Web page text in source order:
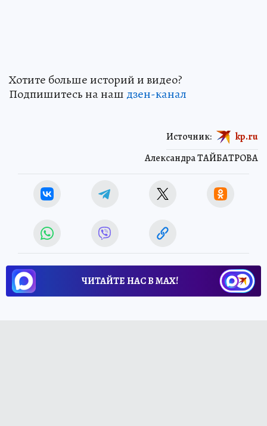
Хотите больше историй и видео?
Подпишитесь на наш дзен-канал
Александра ТАЙБАТРОВА
Источник: kp.ru
ЧИТАЙТЕ НАС В МАХ!